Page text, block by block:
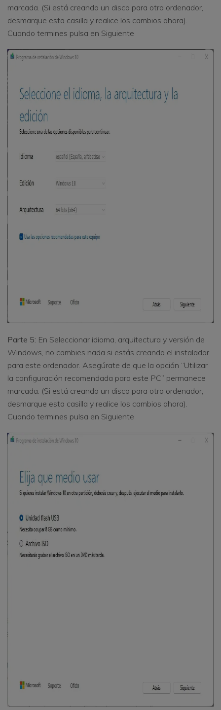
marcada. (Si está creando un disco para otro ordenador,
desmarque esta casilla y realice los cambios ahora).
Cuando termines pulsa en Siguiente
Parte 5: En Seleccionar idioma, arquitectura y versión de
Windows, no cambies nada si estás creando el instalador
para este ordenador. Asegúrate de que la opción “Utilizar
la configuración recomendada para este PC” permanece
marcada. (Si está creando un disco para otro ordenador,
desmarque esta casilla y realice los cambios ahora).
Cuando termines pulsa en Siguiente